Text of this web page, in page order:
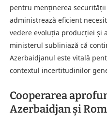
pentru menținerea
administrează eficient
vedere evoluția producției și
ministerul subliniază că
Azerbaidjanul este vitală
contextul incertitudinilor
Cooperarea
Azerbaidjan și